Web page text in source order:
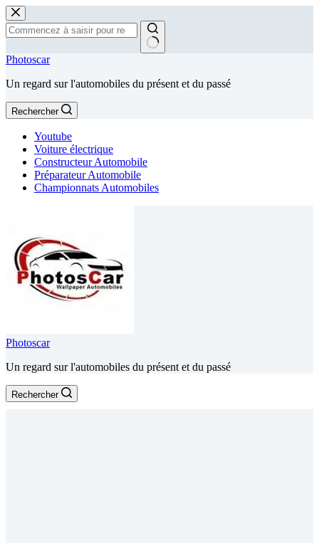
Passer
au
contenu
Aucun
Photoscar
Un regard sur l'automobiles du présent et du passé
Rechercher
Youtube
Voiture électrique
Constructeur Automobile
Préparateur Automobile
Championnats Automobiles
Photoscar
Un regard sur l'automobiles du présent et du passé
Rechercher